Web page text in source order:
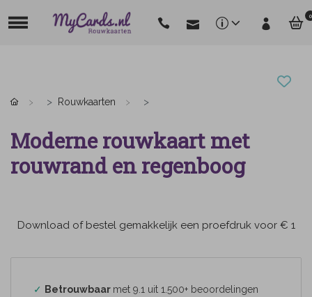
0
Rouwkaarten
Moderne rouwkaart met
rouwrand en regenboog
Download of bestel gemakkelijk een proefdruk voor € 1
✓ Betrouwbaar met 9.1 uit 1.500+ beoordelingen